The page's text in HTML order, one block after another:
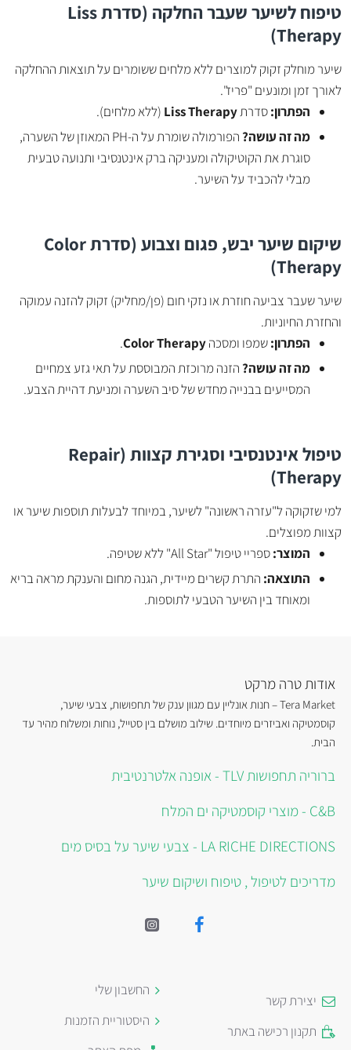
טיפוח לשיער שעבר החלקה (סדרת Liss
Therapy)
שיער מוחלק זקוק למוצרים ללא מלחים ששומרים על תוצאות ההחלקה
לאורך זמן ומונעים "פריז".
הפתרון:סדרתLiss Therapy (ללא מלחים).
מה זה עושה?
הפורמולה שומרת על ה-PH המאוזן של השערה,
סוגרת את הקוטיקולה ומעניקה ברק אינטנסיבי ותנועה טבעית
מבלי להכביד על השיער.
שיקום שיער יבש, פגום וצבוע (סדרת Color
Therapy)
שיער שעבר צביעה חוזרת או נזקי חום (פן/מחליק) זקוק להזנה עמוקה
והחזרת החיוניות.
הפתרון:שמפו ומסכהColor Therapy
.
מה זה עושה? הזנה מרוכזת המבוססת על תאי גזע צמחיים
המסייעים בבנייה מחדש של סיב השערה ומניעת דהיית הצבע.
טיפול אינטנסיבי וסגירת קצוות (Repair
Therapy)
למי שזקוקה ל"עזרה ראשונה" לשיער, במיוחד לבעלות תוספות שיער או
קצוות מפוצלים.
המוצר:ספריי טיפול "All Star" ללא שטיפה.
התוצאה: התרת קשרים מיידית, הגנה מחום והענקת מראה בריא
ומאוחד בין השיער הטבעי לתוספות.
אודות טרה מרקט
Tera Market – חנות אונליין עם מגוון ענק של תחפושות, צבעי שיער,
קוסמטיקה ואביזרים מיוחדים. שילוב מושלם בין סטייל, נוחות ומשלוח מהיר עד
הבית.
ברוריה תחפושות TLV - אופנה אלטרנטיבית
C&B - מוצרי קוסמטיקה ים המלח
LA RICHE DIRECTIONS - צבעי שיער על בסיס מים
מדריכים לטיפול , טיפוח ושיקום שיער
יצירת קשר
תקנון רכישה באתר
החשבון שלי
היסטוריית הזמנות